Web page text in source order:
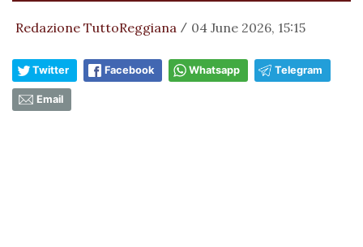
Redazione TuttoReggiana / 04 June 2026, 15:15
Twitter Facebook Whatsapp Telegram
Email